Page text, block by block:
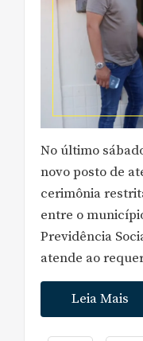
No último
novo posto de
cerimônia
entre o
Previdência
atende ao
Leia Mais